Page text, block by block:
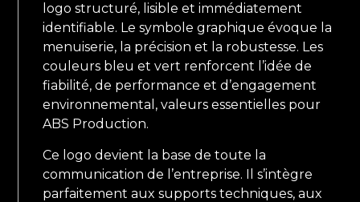
logo structuré, lisible et immédiatement
identifiable. Le symbole graphique évoque la
menuiserie, la précision et la robustesse. Les
couleurs bleu et vert renforcent l’idée de
fiabilité, de performance et d’engagement
environnemental, valeurs essentielles pour
ABS Production.
Ce logo devient la base de toute la
communication de l’entreprise. Il s’intègre
parfaitement aux supports techniques, aux